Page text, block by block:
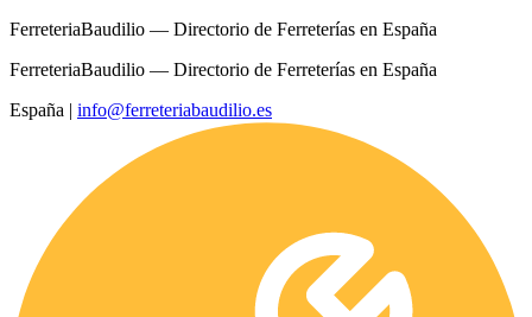
FerreteriaBaudilio — Directorio de Ferreterías en España
FerreteriaBaudilio — Directorio de Ferreterías en España
España | info@ferreteriabaudilio.es